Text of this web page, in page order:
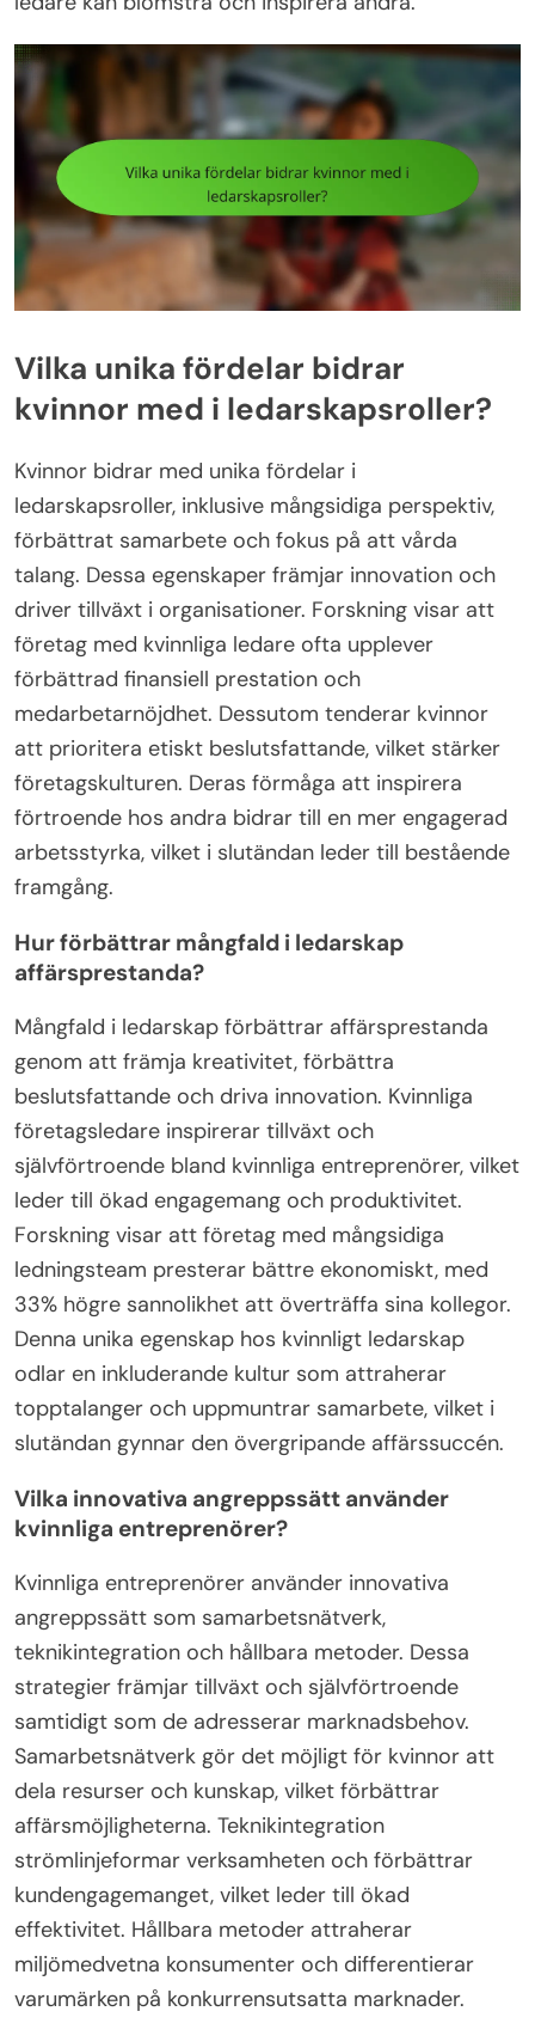
Vilka unika fördelar bidrar
kvinnor med i ledarskapsroller?
Kvinnor bidrar med unika fördelar i
ledarskapsroller, inklusive mångsidiga perspektiv,
förbättrat samarbete och fokus på att vårda
talang. Dessa egenskaper främjar innovation och
driver tillväxt i organisationer. Forskning visar att
företag med kvinnliga ledare ofta upplever
förbättrad finansiell prestation och
medarbetarnöjdhet. Dessutom tenderar kvinnor
att prioritera etiskt beslutsfattande, vilket stärker
företagskulturen. Deras förmåga att inspirera
förtroende hos andra bidrar till en mer engagerad
arbetsstyrka, vilket i slutändan leder till bestående
framgång.
Hur förbättrar mångfald i ledarskap
affärsprestanda?
Mångfald i ledarskap förbättrar affärsprestanda
genom att främja kreativitet, förbättra
beslutsfattande och driva innovation. Kvinnliga
företagsledare inspirerar tillväxt och
självförtroende bland kvinnliga entreprenörer, vilket
leder till ökad engagemang och produktivitet.
Forskning visar att företag med mångsidiga
ledningsteam presterar bättre ekonomiskt, med
33% högre sannolikhet att överträffa sina kollegor.
Denna unika egenskap hos kvinnligt ledarskap
odlar en inkluderande kultur som attraherar
topptalanger och uppmuntrar samarbete, vilket i
slutändan gynnar den övergripande affärssuccén.
Vilka innovativa angreppssätt använder
kvinnliga entreprenörer?
Kvinnliga entreprenörer använder innovativa
angreppssätt som samarbetsnätverk,
teknikintegration och hållbara metoder. Dessa
strategier främjar tillväxt och självförtroende
samtidigt som de adresserar marknadsbehov.
Samarbetsnätverk gör det möjligt för kvinnor att
dela resurser och kunskap, vilket förbättrar
affärsmöjligheterna. Teknikintegration
strömlinjeformar verksamheten och förbättrar
kundengagemanget, vilket leder till ökad
effektivitet. Hållbara metoder attraherar
miljömedvetna konsumenter och differentierar
varumärken på konkurrensutsatta marknader.